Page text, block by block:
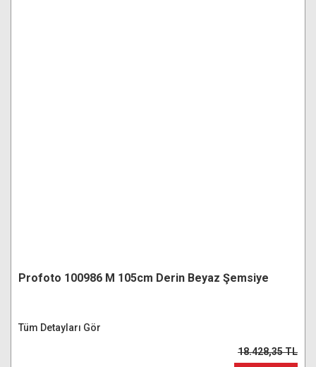
Profoto 100986 M 105cm Derin Beyaz Şemsiye
Tüm Detayları Gör
18.428,35 TL